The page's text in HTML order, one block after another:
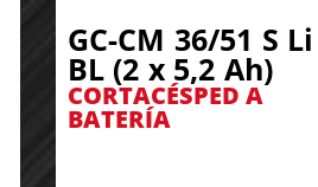
GC-CM 36/51 S Li
BL (2 x 5,2 Ah)
CORTACÉSPED A
BATERÍA